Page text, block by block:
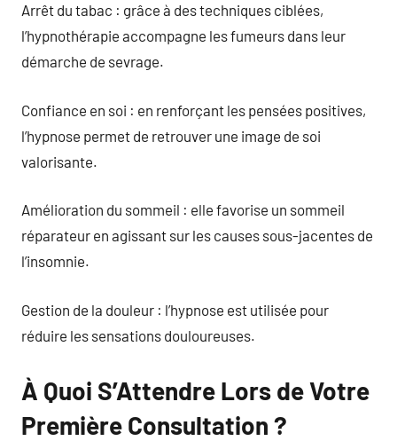
Arrêt du tabac : grâce à des techniques ciblées,
l’hypnothérapie accompagne les fumeurs dans leur
démarche de sevrage.
Confiance en soi : en renforçant les pensées positives,
l’hypnose permet de retrouver une image de soi
valorisante.
Amélioration du sommeil : elle favorise un sommeil
réparateur en agissant sur les causes sous-jacentes de
l’insomnie.
Gestion de la douleur : l’hypnose est utilisée pour
réduire les sensations douloureuses.
À Quoi S’Attendre Lors de Votre
Première Consultation ?